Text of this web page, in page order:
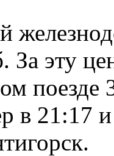
За эту
в 21:17